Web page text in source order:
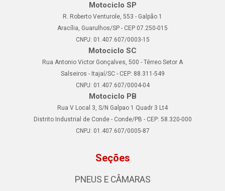
Motociclo SP
R. Roberto Venturole, 553 - Galpão 1
Aracília, Guarulhos/SP - CEP 07.250-015
CNPJ: 01.407.607/0003-15
Motociclo SC
Rua Antonio Victor Gonçalves, 500 - Térreo Setor A
Salseiros - Itajaí/SC - CEP: 88.311-549
CNPJ: 01.407.607/0004-04
Motociclo PB
Rua V Local 3, S/N Galpao 1 Quadr 3 Lt4
Distrito Industrial de Conde - Conde/PB - CEP: 58.320-000
CNPJ: 01.407.607/0005-87
Seções
PNEUS E CÂMARAS